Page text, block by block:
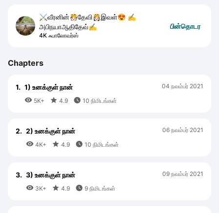
⚔️வீரனின்🫅🏻தேவி👸🏻இவள்😍 ✍️
அபிநயாஆதிதேவ்✍️
4K ஃபாலோவர்ஸ்
பின்தொடர
Chapters
1. 1) உனக்குள் நான்
 5K+  4.9  10 நிமிடங்கள்
04 நவம்பர் 2021
2. 2) உனக்குள் நான்
 4K+  4.9  10 நிமிடங்கள்
06 நவம்பர் 2021
3. 3) உனக்குள் நான்
 3K+  4.9  9 நிமிடங்கள்
09 நவம்பர் 2021